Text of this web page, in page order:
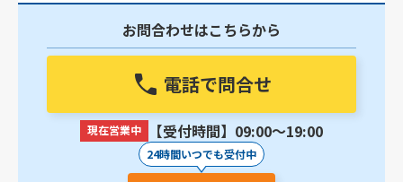
お問合わせはこちらから
電話で問合せ
現在営業中 【受付時間】09:00〜19:00
24時間いつでも受付中